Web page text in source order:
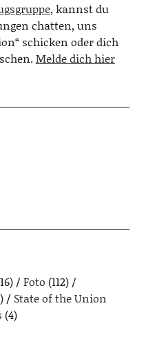
, kannst du
chatten, uns
schicken oder dich
Melde dich hier
Foto (112)
State of the Union
(4)